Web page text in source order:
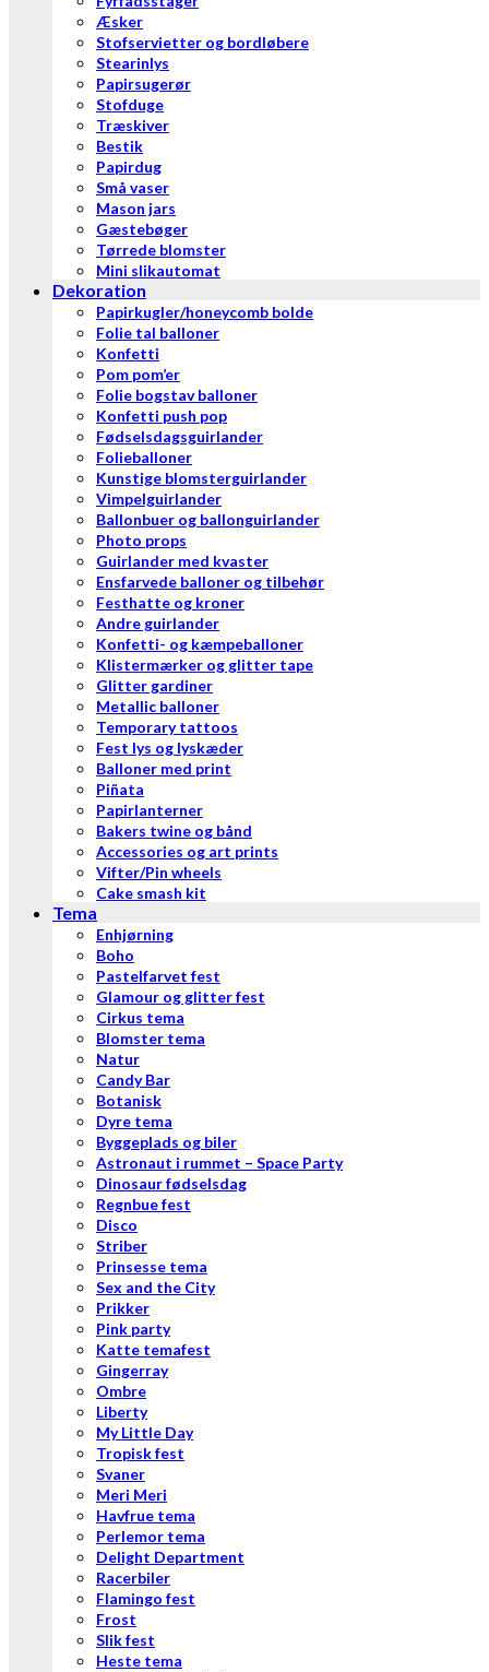
Æsker
Stofservietter og bordløbere
Stearinlys
Papirsugerør
Stofduge
Træskiver
Bestik
Papirdug
Små vaser
Mason jars
Gæstebøger
Tørrede blomster
Mini slikautomat
Dekoration
Papirkugler/honeycomb bolde
Folie tal balloner
Konfetti
Pom pom’er
Folie bogstav balloner
Konfetti push pop
Fødselsdagsguirlander
Folieballoner
Kunstige blomsterguirlander
Vimpelguirlander
Ballonbuer og ballonguirlander
Photo props
Guirlander med kvaster
Ensfarvede balloner og tilbehør
Festhatte og kroner
Andre guirlander
Konfetti- og kæmpeballoner
Klistermærker og glitter tape
Glitter gardiner
Metallic balloner
Temporary tattoos
Fest lys og lyskæder
Balloner med print
Piñata
Papirlanterner
Bakers twine og bånd
Accessories og art prints
Vifter/Pin wheels
Cake smash kit
Tema
Enhjørning
Boho
Pastelfarvet fest
Glamour og glitter fest
Cirkus tema
Blomster tema
Natur
Candy Bar
Botanisk
Dyre tema
Byggeplads og biler
Astronaut i rummet – Space Party
Dinosaur fødselsdag
Regnbue fest
Disco
Striber
Prinsesse tema
Sex and the City
Prikker
Pink party
Katte temafest
Gingerray
Ombre
Liberty
My Little Day
Tropisk fest
Svaner
Meri Meri
Havfrue tema
Perlemor tema
Delight Department
Racerbiler
Flamingo fest
Frost
Slik fest
Heste tema